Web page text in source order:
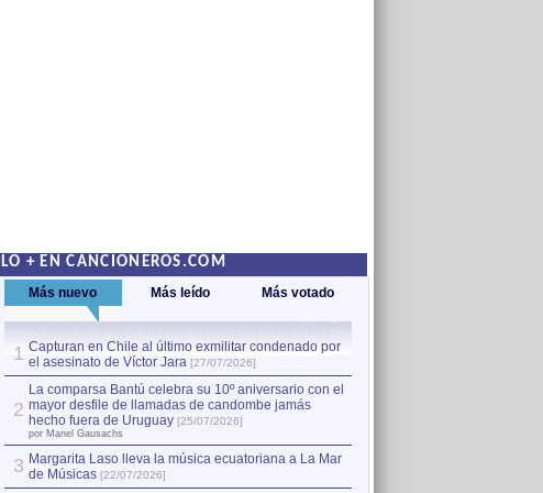
LO + EN CANCIONEROS.COM
Más nuevo Más leído Más votado
1 Capturan en Chile al último exmilitar condenado por
el asesinato de Víctor Jara [27/07/2026]
2
La comparsa Bantú celebra su 10º aniversario con el
mayor desfile de llamadas de candombe jamás
hecho fuera de Uruguay [25/07/2026]
por Manel Gausachs
3 Margarita Laso lleva la música ecuatoriana a La Mar
de Músicas [22/07/2026]